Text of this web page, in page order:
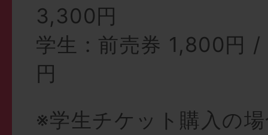
3,300円
学生 : 前売券 1,800円
円
※学生チケット購入の